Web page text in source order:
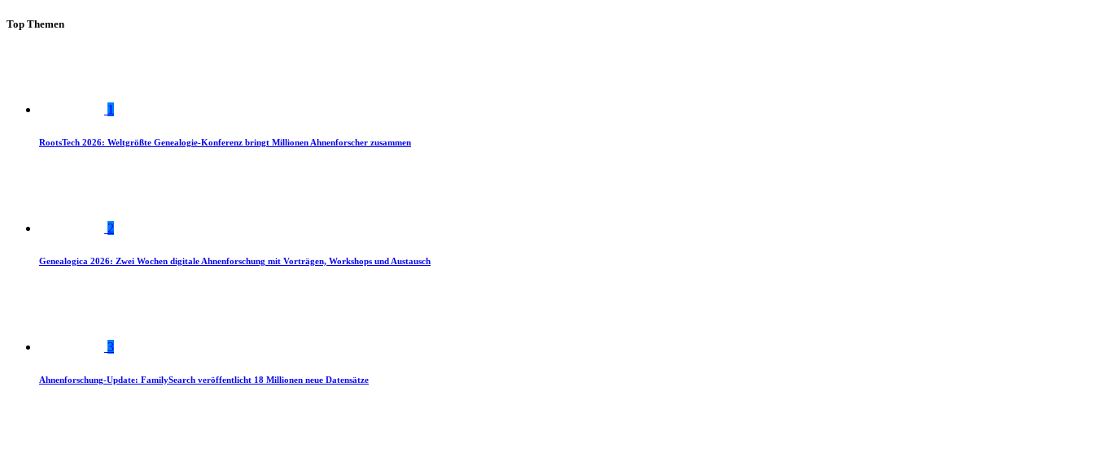
Top Themen
1
RootsTech 2026: Weltgrößte Genealogie-Konferenz bringt Millionen Ahnenforscher zusammen
2
Genealogica 2026: Zwei Wochen digitale Ahnenforschung mit Vorträgen, Workshops und Austausch
3
Ahnenforschung-Update: FamilySearch veröffentlicht 18 Millionen neue Datensätze